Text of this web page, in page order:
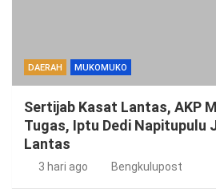
DAERAH MUKOMUKO
Sertijab Kasat Lantas, AKP
Tugas, Iptu Dedi Napitupulu
Lantas
3 hari ago Bengkulupost